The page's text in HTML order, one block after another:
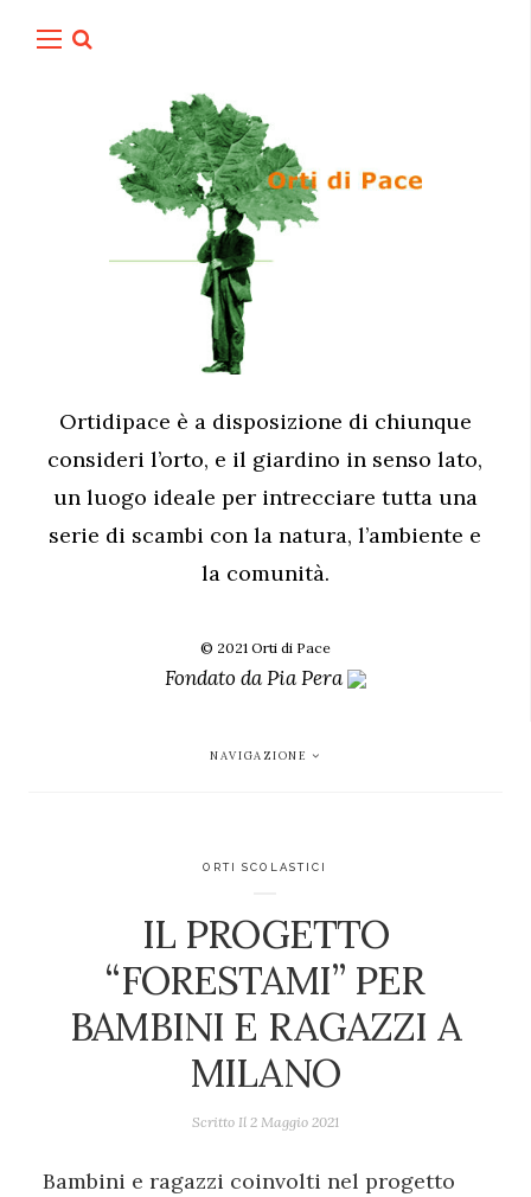
Ortidipace è a disposizione di chiunque
consideri l’orto, e il giardino in senso lato,
un luogo ideale per intrecciare tutta una
serie di scambi con la natura, l’ambiente e
la comunità.
© 2021 Orti di Pace
Fondato daPia Pera
NAVIGAZIONE
ORTI SCOLASTICI
IL PROGETTO
“FORESTAMI” PER
BAMBINI E RAGAZZI A
MILANO
Scritto Il 2 Maggio 2021
Bambini e ragazzi coinvolti nel progetto